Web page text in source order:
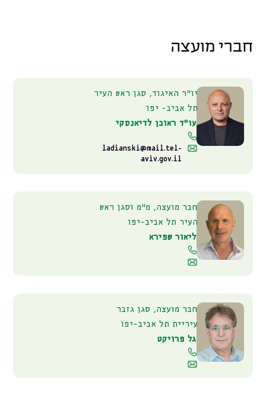
חברי מועצה
יו״ר האיגוד, סגן ראש העיר
תל אביב- יפו
עו"ד ראובן לדיאנסקי
ladianski@mail.tel-
aviv.gov.il
חבר מועצה, מ"מ וסגן ראש
העיר תל אביב-יפו
ליאור שפירא
חבר מועצה, סגן גזבר
עיריית תל אביב-יפו
גל פרויקט